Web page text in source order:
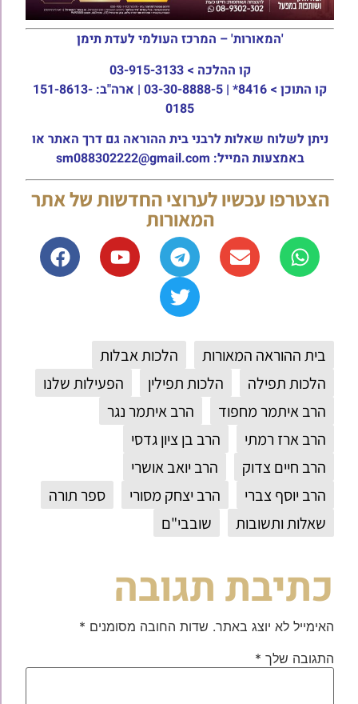
'המאורות' – המרכז העולמי לעדת תימן
קו ההלכה > 03-915-3133
קו התוכן >
8416* | 03-30-8888-5 | ארה"ב: 151-8613-
0185
ניתן לשלוח שאלות לרבני בית ההוראה גם דרך האתר או
באמצעות המייל: sm088302222@gmail.com
הצטרפו עכשיו לערוצי החדשות של אתר
המאורות
בית ההוראה המאורות
הלכות אבלות
הלכות תפילה
הלכות תפילין
הפעילות שלנו
הרב איתמר מחפוד
הרב איתמר נגר
הרב ארז רמתי
הרב בן ציון גדסי
הרב חיים צדוק
הרב יואב אושרי
הרב יוסף צברי
הרב יצחק מסורי
ספר תורה
שאלות ותשובות
שובבי"ם
כתיבת תגובה
האימייל לא יוצג באתר. שדות החובה מסומנים *
התגובה שלך *